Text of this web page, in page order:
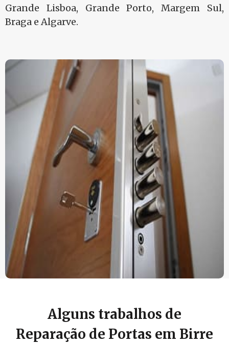
Grande Lisboa, Grande Porto, Margem Sul,
Braga e Algarve.
Alguns trabalhos de
Reparação de Portas em Birre